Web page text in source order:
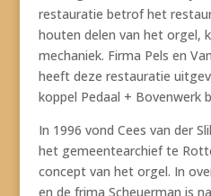
restauratie betrof het
houten delen van het orgel,
mechaniek. Firma Pels en
heeft deze restauratie
koppel Pedaal + Bovenwerk
In 1996 vond Cees van der
het gemeentearchief te
concept van het orgel. In
en de frima Scheuerman is